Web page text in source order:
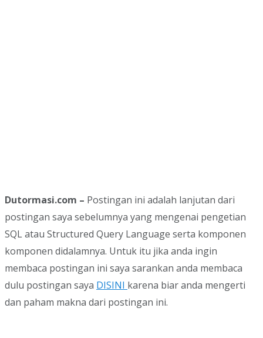
Dutormasi.com – Postingan ini adalah lanjutan dari
postingan saya sebelumnya yang mengenai pengetian
SQL atau Structured Query Language serta komponen
komponen didalamnya. Untuk itu jika anda ingin
membaca postingan ini saya sarankan anda membaca
dulu postingan saya DISINI karena biar anda mengerti
dan paham makna dari postingan ini.